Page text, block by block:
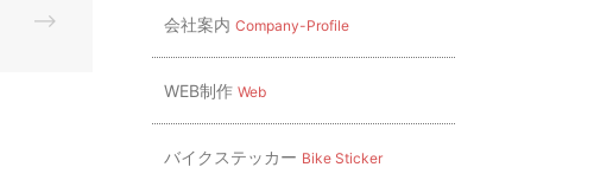
⟶ 会社案内 Company-Profile
WEB制作 Web
バイクステッカー Bike Sticker